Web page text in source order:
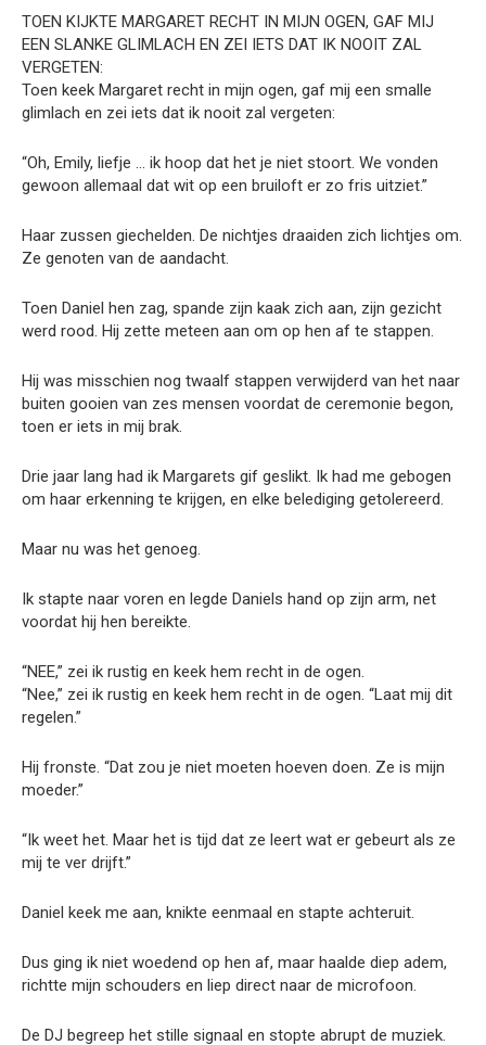
TOEN KIJKTE MARGARET RECHT IN MIJN OGEN, GAF MIJ
EEN SLANKE GLIMLACH EN ZEI IETS DAT IK NOOIT ZAL
VERGETEN:
Toen keek Margaret recht in mijn ogen, gaf mij een smalle
glimlach en zei iets dat ik nooit zal vergeten:
“Oh, Emily, liefje … ik hoop dat het je niet stoort. We vonden
gewoon allemaal dat wit op een bruiloft er zo fris uitziet.”
Haar zussen giechelden. De nichtjes draaiden zich lichtjes om.
Ze genoten van de aandacht.
Toen Daniel hen zag, spande zijn kaak zich aan, zijn gezicht
werd rood. Hij zette meteen aan om op hen af te stappen.
Hij was misschien nog twaalf stappen verwijderd van het naar
buiten gooien van zes mensen voordat de ceremonie begon,
toen er iets in mij brak.
Drie jaar lang had ik Margarets gif geslikt. Ik had me gebogen
om haar erkenning te krijgen, en elke belediging getolereerd.
Maar nu was het genoeg.
Ik stapte naar voren en legde Daniels hand op zijn arm, net
voordat hij hen bereikte.
“NEE,” zei ik rustig en keek hem recht in de ogen.
“Nee,” zei ik rustig en keek hem recht in de ogen. “Laat mij dit
regelen.”
Hij fronste. “Dat zou je niet moeten hoeven doen. Ze is mijn
moeder.”
“Ik weet het. Maar het is tijd dat ze leert wat er gebeurt als ze
mij te ver drijft.”
Daniel keek me aan, knikte eenmaal en stapte achteruit.
Dus ging ik niet woedend op hen af, maar haalde diep adem,
richtte mijn schouders en liep direct naar de microfoon.
De DJ begreep het stille signaal en stopte abrupt de muziek.